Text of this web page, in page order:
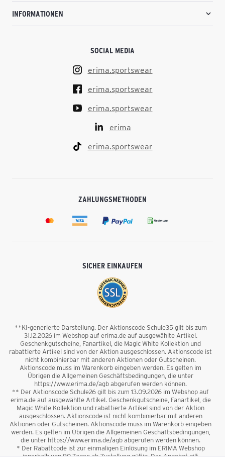
INFORMATIONEN
SOCIAL MEDIA
erima.sportswear
erima.sportswear
erima.sportswear
erima
erima.sportswear
ZAHLUNGSMETHODEN
SICHER EINKAUFEN
**KI-generierte Darstellung. Der Aktionscode Schule35 gilt bis zum
31.12.2026 im Webshop auf erima.de auf ausgewählte Artikel.
Geschenkgutscheine, Fanartikel, die Magic White Kollektion und
rabattierte Artikel sind von der Aktion ausgeschlossen. Aktionscode ist
nicht kombinierbar mit anderen Aktionen oder Gutscheinen.
Aktionscode muss im Warenkorb eingeben werden. Es gelten im
Übrigen die Allgemeinen Geschäftsbedingungen, die unter
https://www.erima.de/agb abgerufen werden können.
** Der Aktionscode Schule26 gilt bis zum 13.09.2026 im Webshop auf
erima.de auf ausgewählte Artikel. Geschenkgutscheine, Fanartikel, die
Magic White Kollektion und rabattierte Artikel sind von der Aktion
ausgeschlossen. Aktionscode ist nicht kombinierbar mit anderen
Aktionen oder Gutscheinen. Aktionscode muss im Warenkorb eingeben
werden. Es gelten im Übrigen die Allgemeinen Geschäftsbedingungen,
die unter https://www.erima.de/agb abgerufen werden können.
* Der Rabattcode ist zur einmaligen Einlösung im ERIMA Webshop
innerhalb von 90 Tagen ab Zustellung gültig. Das Angebot gilt